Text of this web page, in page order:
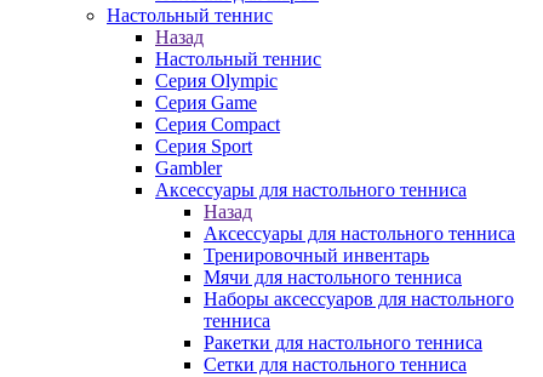
Настольный теннис
Назад
Настольный теннис
Серия Olympic
Серия Game
Серия Compact
Серия Sport
Gambler
Аксессуары для настольного тенниса
Назад
Аксессуары для настольного тенниса
Тренировочный инвентарь
Мячи для настольного тенниса
Наборы аксессуаров для настольного
тенниса
Ракетки для настольного тенниса
Сетки для настольного тенниса